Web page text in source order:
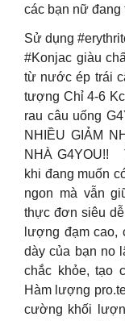
các bạn nữ đang
Sử dụng
#Konjac giàu
từ nước ép trái
tượng Chỉ 4-6
rau câu uống
NHIỀU GIẢM
NHÀ G4YOU!!
khi đang muốn
ngon mà vẫn
thực đơn siêu
lượng đạm cao,
dày của bạn no
chắc khỏe, tạo
Hàm lượng
cường khối